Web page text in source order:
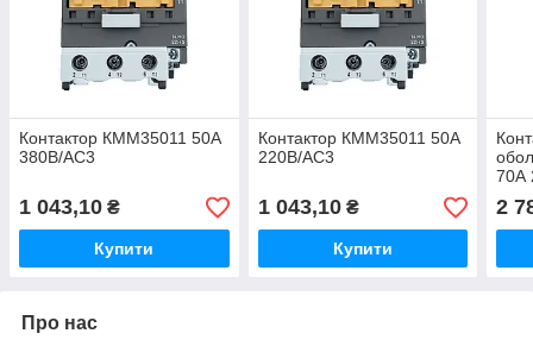
Контактор КММ35011 50А
380В/АС3
1 043,10 ₴
Купити
Контактор КММ35011 50А
220В/АС3
1 043,10₴
Купити
70А
2
Про нас